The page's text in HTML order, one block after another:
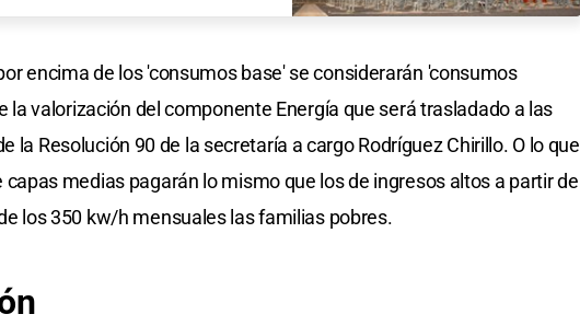
encima de los 'consumos base' se considerarán 'consumos
la valorización del componente Energía que será trasladado a las
la Resolución 90 de la secretaría a cargo Rodríguez Chirillo. O lo que
medias pagarán lo mismo que los de ingresos altos a partir de
los 350 kw/h mensuales las familias pobres.